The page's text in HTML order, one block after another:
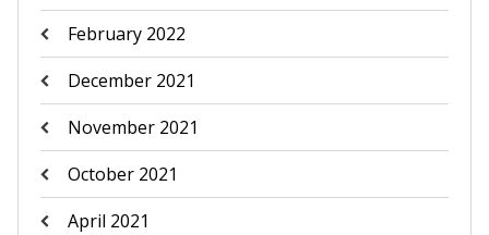
February 2022
December 2021
November 2021
October 2021
April 2021